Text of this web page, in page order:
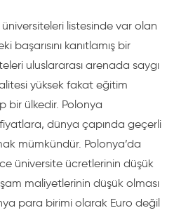
listesinde var olan
başarısını kanıtlamış bir
uluslararası arenada saygı
yüksek fakat eğitim
bir ülkedir. Polonya
dünya çapında geçerli
mümkündür. Polonya’da
üniversite ücretlerinin düşük
maliyetlerinin düşük olması
para birimi olarak Euro değil